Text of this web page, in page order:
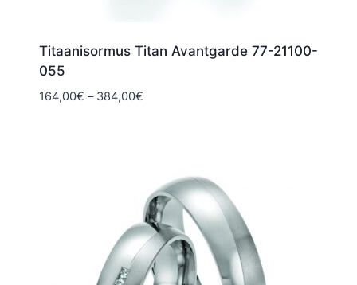
Titaanisormus Titan Avantgarde 77-21100-
055
164,00€ – 384,00€Hintaluokka: